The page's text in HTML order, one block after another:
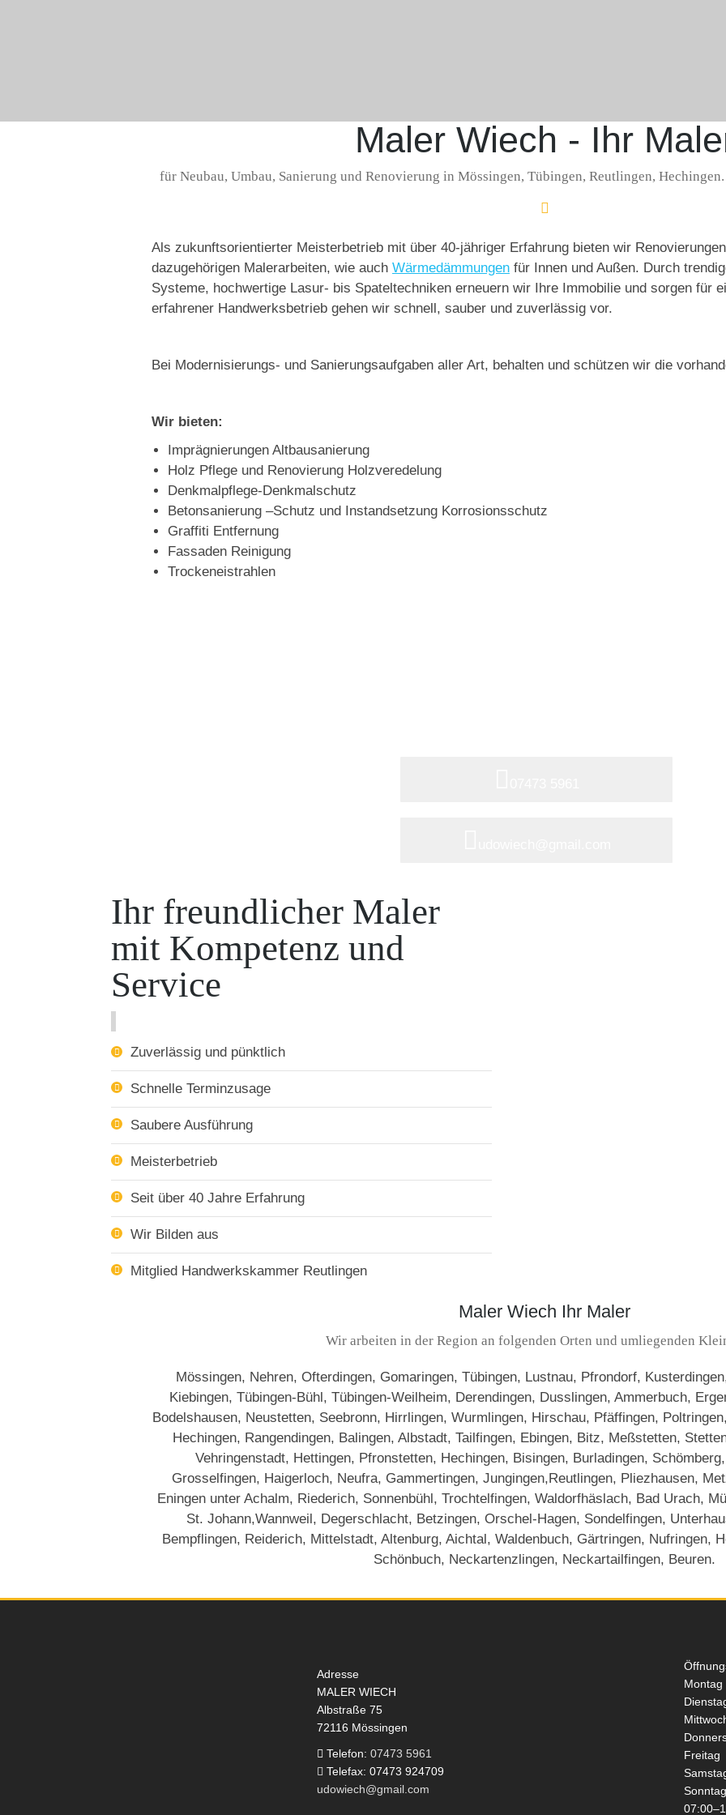
Maler Wiech - Ihr
für Neubau, Umbau, Sanierung und Renovierung in Mössingen, Tübingen, Reutlingen,
Als zukunftsorientierter Meisterbetrieb mit über 40-jähriger Erfahrung bieten wir
dazugehörigen Malerarbeiten, wie auch Wärmedämmungen für Innen und Außen. Durch
Systeme, hochwertige Lasur- bis Spateltechniken erneuern wir Ihre Immobilie und sorgen für
erfahrener Handwerksbetrieb gehen wir schnell, sauber und zuverlässig vor.
Bei Modernisierungs- und Sanierungsaufgaben aller Art, behalten und schützen wir die
Wir bieten:
Imprägnierungen Altbausanierung
Holz Pflege und Renovierung Holzveredelung
Denkmalpflege-Denkmalschutz
Betonsanierung –Schutz und Instandsetzung Korrosionsschutz
Graffiti Entfernung
Fassaden Reinigung
Trockeneistrahlen
Ihr freundlicher Maler
mit Kompetenz und
Service
Zuverlässig und pünktlich
Schnelle Terminzusage
Saubere Ausführung
Meisterbetrieb
Seit über 40 Jahre Erfahrung
Wir Bilden aus
Mitglied Handwerkskammer Reutlingen
Maler Wiech Ihr Maler
Wir arbeiten in der Region an folgenden Orten und umliegenden
Mössingen, Nehren, Ofterdingen, Gomaringen, Tübingen, Lustnau, Pfrondorf,
Kiebingen, Tübingen-Bühl, Tübingen-Weilheim, Derendingen, Dusslingen, Ammerbuch,
Bodelshausen, Neustetten, Seebronn, Hirrlingen, Wurmlingen, Hirschau, Pfäffingen,
Hechingen, Rangendingen, Balingen, Albstadt, Tailfingen, Ebingen, Bitz, Meßstetten,
Vehringenstadt, Hettingen, Pfronstetten, Hechingen, Bisingen, Burladingen,
Grosselfingen, Haigerloch, Neufra, Gammertingen, Jungingen,Reutlingen, Pliezhausen,
Eningen unter Achalm, Riederich, Sonnenbühl, Trochtelfingen, Waldorfhäslach, Bad Urach,
St. Johann,Wannweil, Degerschlacht, Betzingen, Orschel-Hagen, Sondelfingen,
Bempflingen, Reiderich, Mittelstadt, Altenburg, Aichtal, Waldenbuch, Gärtringen, Nufringen,
Schönbuch, Neckartenzlingen, Neckartailfingen, Beuren.
Adresse
MALER WIECH
Albstraße 75
72116 Mössingen
Telefon: 07473 5961
Telefax: 07473 924709
udowiech@gmail.com
Montag
Freitag
Sonntag